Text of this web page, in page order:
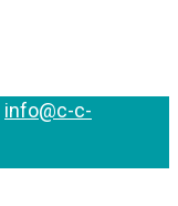
info@c-c-